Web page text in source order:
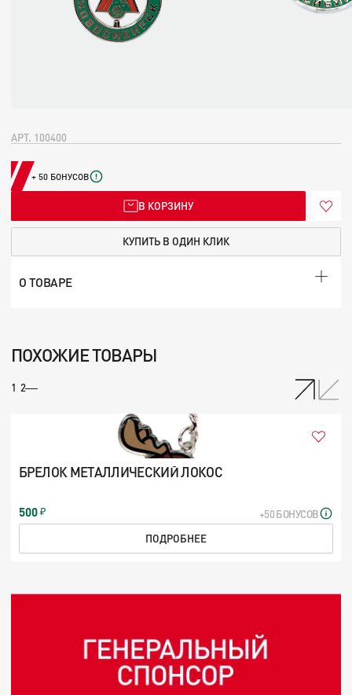
АРТ. 100400
В КОРЗИНУ
КУПИТЬ В ОДИН КЛИК
+ 50 БОНУСОВ
О ТОВАРЕ
1 2
ПОХОЖИЕ ТОВАРЫ
БРЕЛОК МЕТАЛЛИЧЕСКИЙ ЛОКОС
500
+50 БОНУСОВ
ПОДРОБНЕЕ